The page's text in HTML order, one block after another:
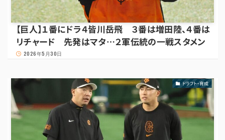
【巨人】１番にドラ４皆川岳飛 ３番は増田陸、４番は
リチャード 先発はマタ…２軍伝統の一戦スタメン
2026年5月30日
ドラフト・育成